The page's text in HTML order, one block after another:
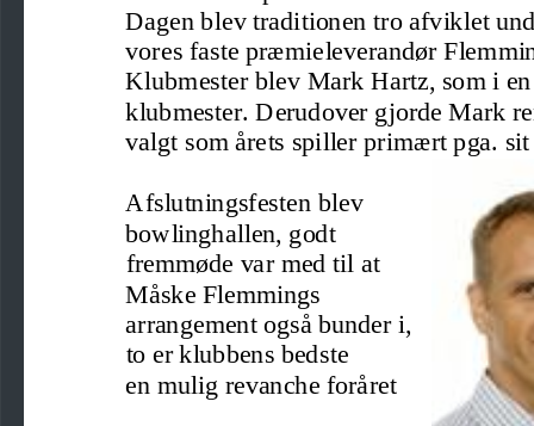
Dagen blev traditionen tro afviklet
vores faste præmieleverandør
Klubmester blev Mark Hartz, som i
klubmester. Derudover gjorde Mark
valgt som årets spiller primært pga.
Afslutningsfesten blev
bowlinghallen, godt
fremmøde var med til at
Måske Flemmings
arrangement også bunder i,
to er klubbens bedste
en mulig revanche foråret